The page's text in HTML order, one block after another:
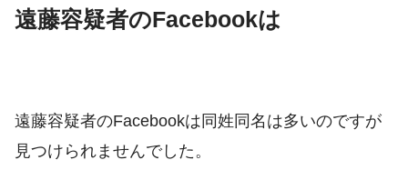
遠藤容疑者のFacebookは
遠藤容疑者のFacebookは同姓同名は多いのですが
見つけられませんでした。